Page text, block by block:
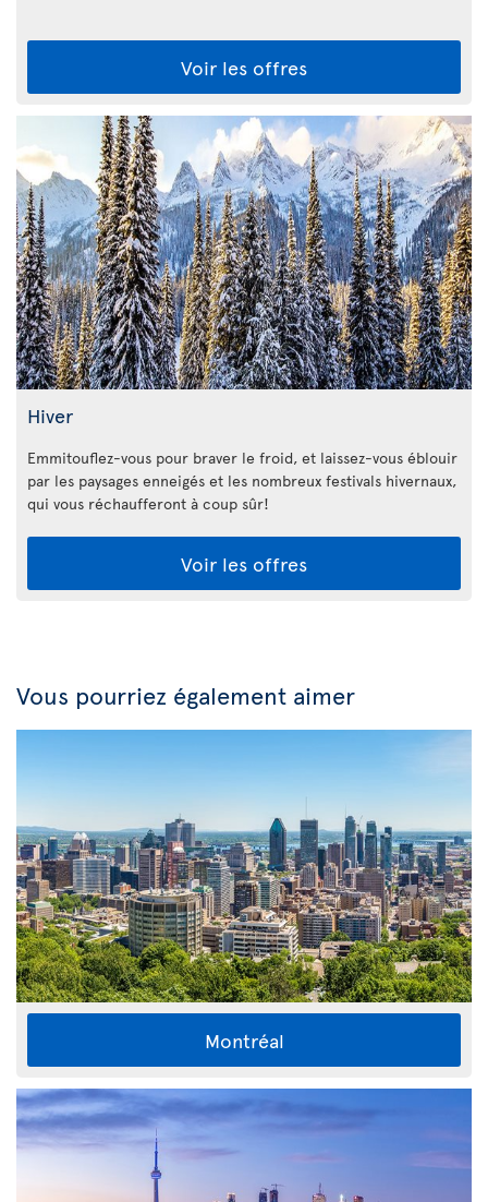
Voir les offres
Hiver
Emmitouflez-vous pour braver le froid, et laissez-vous éblouir
par les paysages enneigés et les nombreux festivals hivernaux,
qui vous réchaufferont à coup sûr!
Voir les offres
Vous pourriez également aimer
Montréal